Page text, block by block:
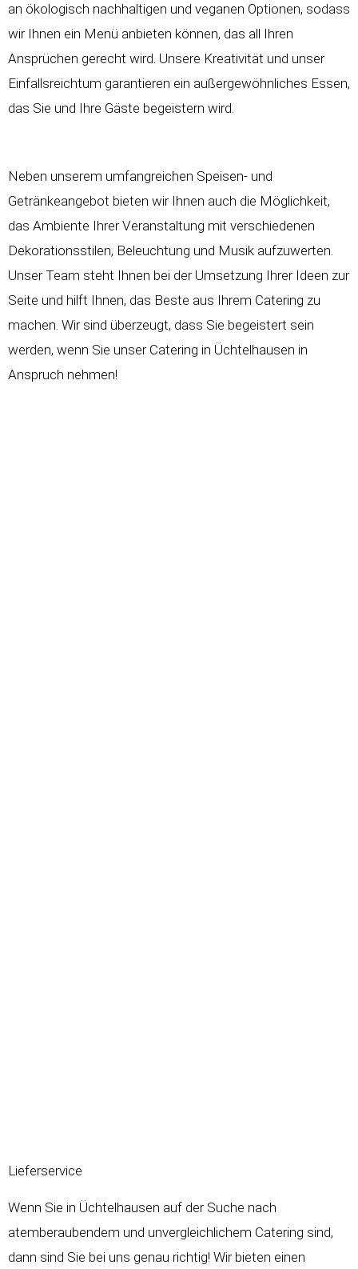
an ökologisch nachhaltigen und veganen Optionen, sodass
wir Ihnen ein Menü anbieten können, das all Ihren
Ansprüchen gerecht wird. Unsere Kreativität und unser
Einfallsreichtum garantieren ein außergewöhnliches Essen,
das Sie und Ihre Gäste begeistern wird.
Neben unserem umfangreichen Speisen- und
Getränkeangebot bieten wir Ihnen auch die Möglichkeit,
das Ambiente Ihrer Veranstaltung mit verschiedenen
Dekorationsstilen, Beleuchtung und Musik aufzuwerten.
Unser Team steht Ihnen bei der Umsetzung Ihrer Ideen zur
Seite und hilft Ihnen, das Beste aus Ihrem Catering zu
machen. Wir sind überzeugt, dass Sie begeistert sein
werden, wenn Sie unser Catering in Üchtelhausen in
Anspruch nehmen!
Lieferservice
Wenn Sie in Üchtelhausen auf der Suche nach
atemberaubendem und unvergleichlichem Catering sind,
dann sind Sie bei uns genau richtig! Wir bieten einen